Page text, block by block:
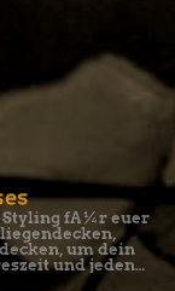
fÃ¼r euer
um dein
und jeden